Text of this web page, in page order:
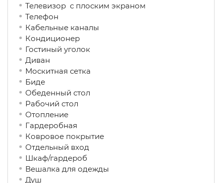
Телевизор с плоским экраном
Телефон
Кабельные каналы
Кондиционер
Гостиный уголок
Диван
Москитная сетка
Биде
Обеденный стол
Рабочий стол
Отопление
Гардеробная
Ковровое покрытие
Отдельный вход
Шкаф/гардероб
Вешалка для одежды
Душ